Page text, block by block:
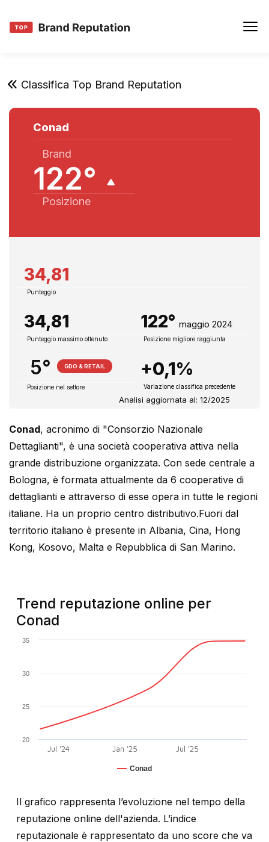
Classifica Top Brand Reputation
Conad
Brand
122°
Posizione
34,81
Punteggio
34,81 122° maggio 2024
Punteggio massimo ottenuto Posizione migliore raggiunta
5° GDO & RETAIL
Posizione nel settore
+0,1%
Variazione classifica precedente
Analisi aggiornata al: 12/2025
Conad, acronimo di "Consorzio Nazionale
Dettaglianti", è una società cooperativa attiva nella
grande distribuzione organizzata. Con sede centrale a
Bologna, è formata attualmente da 6 cooperative di
dettaglianti e attraverso di esse opera in tutte le regioni
italiane. Ha un proprio centro distributivo.Fuori dal
territorio italiano è presente in Albania, Cina, Hong
Kong, Kosovo, Malta e Repubblica di San Marino.
Trend reputazione online per
Conad
Conad
Jul '24 Jan '25 Jul '25
20
25
30
35
Il grafico rappresenta l’evoluzione nel tempo della
reputazione online dell'azienda. L’indice
reputazionale è rappresentato da uno score che va